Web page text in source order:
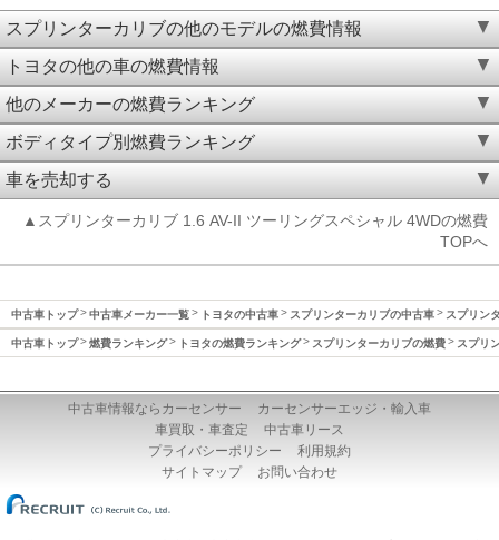
スプリンターカリブの他のモデルの燃費情報
トヨタの他の車の燃費情報
他のメーカーの燃費ランキング
ボディタイプ別燃費ランキング
車を売却する
▲スプリンターカリブ 1.6 AV-II ツーリングスペシャル 4WDの燃費
TOPへ
中古車トップ 中古車メーカー一覧 トヨタの中古車 スプリンターカリブの中古車 スプリン
中古車トップ 燃費ランキング トヨタの燃費ランキング スプリンターカリブの燃費 スプリ
中古車情報ならカーセンサー
カーセンサーエッジ・輸入車
車買取・車査定
中古車リース
プライバシーポリシー
利用規約
サイトマップ
お問い合わせ